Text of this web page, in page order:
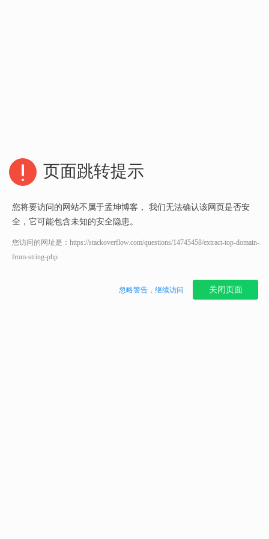
页面跳转提示
您将要访问的网站不属于孟坤博客， 我们无法确认该网页是否安
全，它可能包含未知的安全隐患。
您访问的网址是： https://stackoverflow.com/questions/14745458/extract-top-domain-
from-string-php
忽略警告，继续访问 关闭页面